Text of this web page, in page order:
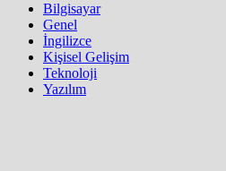
Bilgisayar
Genel
İngilizce
Kişisel Gelişim
Teknoloji
Yazılım